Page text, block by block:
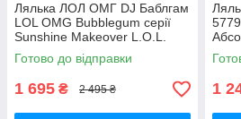
Лялька ЛОЛ ОМГ DJ Баблгам
LOL OMG Bubblegum серії
Sunshine Makeover L.O.L.
Surprise! O.M.G. 589426
Оригінал MyDoll.com.ua
Готово до відправки
1 695 ₴ 2 495 ₴ 1